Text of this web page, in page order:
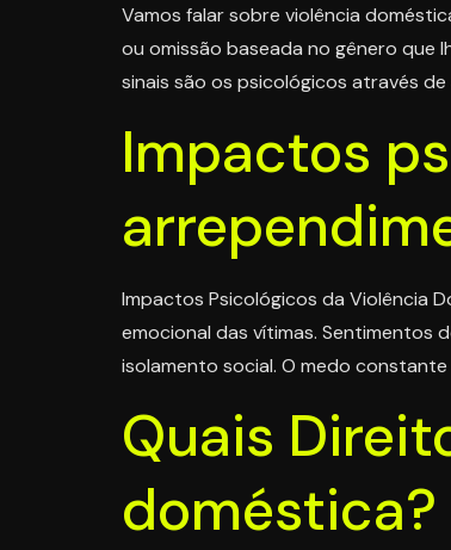
Vamos falar sobre violência
ou omissão baseada no gênero que
sinais são os psicológicos através
Impactos
Impactos Psicológicos da Violência
emocional das vítimas. Sentimentos
isolamento social. O medo
Quais
doméstica?